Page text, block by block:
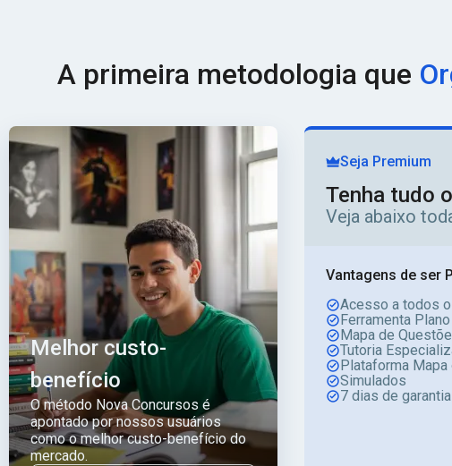
A primeira metodologia que
Melhor custo-
benefício
O método Nova Concursos é
apontado por nossos usuários
como o melhor custo-benefício do
mercado.
Seja Premium
Tenha tudo
Veja abaixo
Vantagens de ser
Acesso a todos
Ferramenta
Mapa de
Tutoria
Plataforma Mapa
Simulados
7 dias de garantia